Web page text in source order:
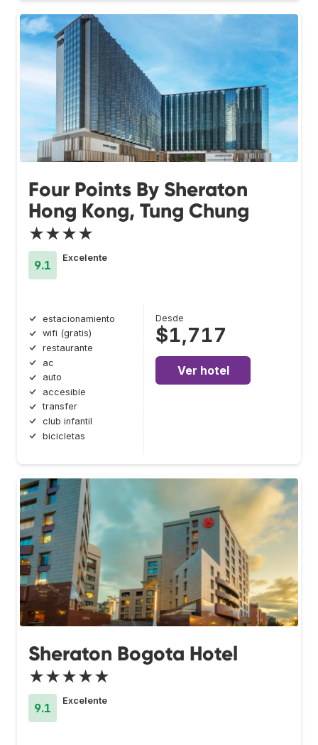
Four Points By Sheraton
Hong Kong, Tung Chung
★★★★
9.1
Excelente
estacionamiento
wifi (gratis)
restaurante
ac
auto
accesible
transfer
club infantil
bicicletas
Desde
$1,717
Ver hotel
Sheraton Bogota Hotel
★★★★★
9.1
Excelente